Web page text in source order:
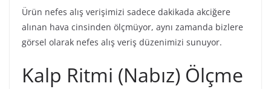
Ürün nefes alış verişimizi sadece dakikada akciğere
alınan hava cinsinden ölçmüyor, aynı zamanda bizlere
görsel olarak nefes alış veriş düzenimizi sunuyor.
Kalp Ritmi (Nabız) Ölçme